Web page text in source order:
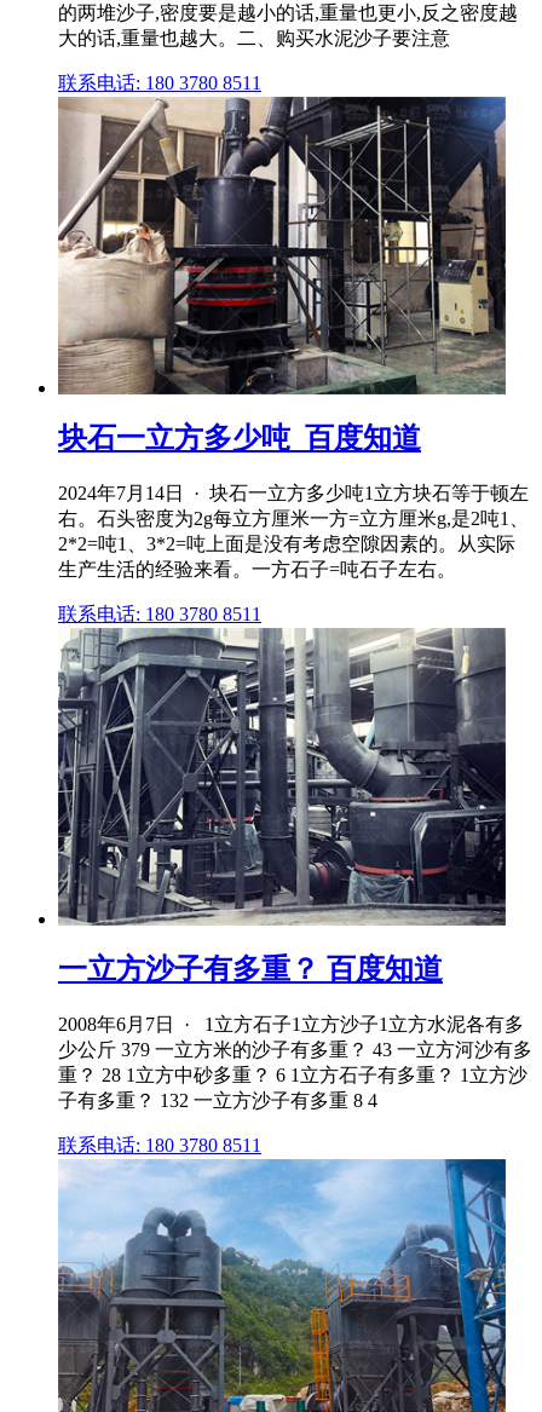
的两堆沙子,密度要是越小的话,重量也更小,反之密度越
大的话,重量也越大。二、购买水泥沙子要注意
联系电话: 180 3780 8511
块石一立方多少吨_百度知道
2024年7月14日 · 块石一立方多少吨1立方块石等于顿左
右。石头密度为2g每立方厘米一方=立方厘米g,是2吨1、
2*2=吨1、3*2=吨上面是没有考虑空隙因素的。从实际
生产生活的经验来看。一方石子=吨石子左右。
联系电话: 180 3780 8511
一立方沙子有多重？ 百度知道
2008年6月7日 · 1立方石子1立方沙子1立方水泥各有多
少公斤 379 一立方米的沙子有多重？ 43 一立方河沙有多
重？ 28 1立方中砂多重？ 6 1立方石子有多重？ 1立方沙
子有多重？ 132 一立方沙子有多重 8 4
联系电话: 180 3780 8511